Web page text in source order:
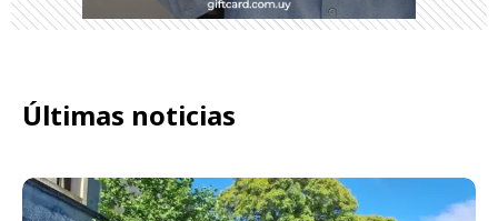
Últimas noticias